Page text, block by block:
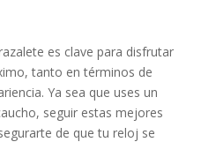
es clave para disfrutar
tanto en términos de
Ya sea que uses un
seguir estas mejores
de que tu reloj se